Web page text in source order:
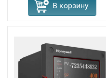
В корзину